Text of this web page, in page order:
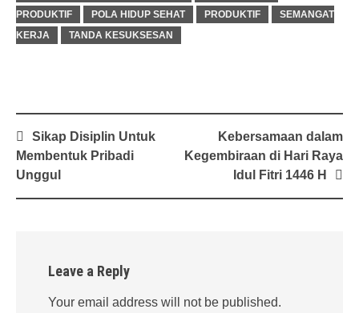
PRODUKTIF
POLA HIDUP SEHAT PRODUKTIF
SEMANGAT
KERJA
TANDA KESUKSESAN
Post
navigation
Sikap Disiplin Untuk
Membentuk Pribadi
Unggul
Kebersamaan dalam
Kegembiraan di Hari Raya
Idul Fitri 1446 H
Leave a Reply
Your email address will not be published.